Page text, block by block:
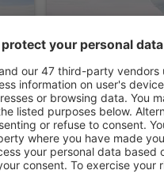
Can Aulí
1.070€
Pollenca, 28